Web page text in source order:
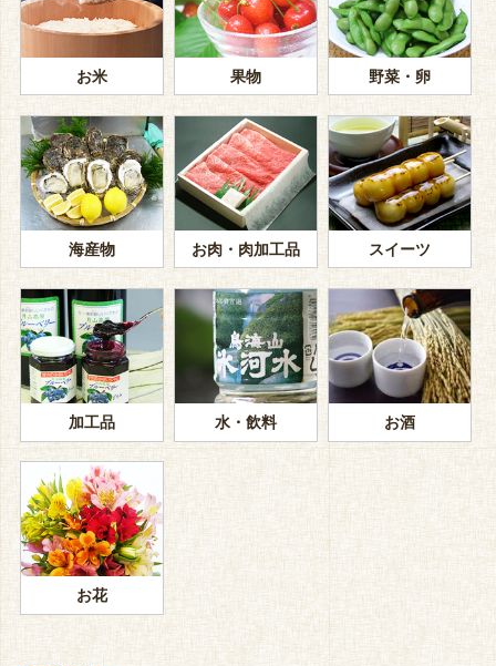
お米 果物 野菜・卵
海産物 お肉・肉加工品 スイーツ
加工品 水・飲料 お酒
お花